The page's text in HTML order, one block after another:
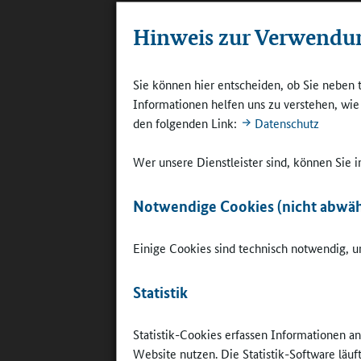
Hinweis zur
Sie können hier entscheiden, ob Sie
Informationen helfen uns zu verstehen,
den folgenden Link:
Datenschutz
Wer unsere Dienstleister sind, können Sie
Notwendige Cookies (nicht
Einige Cookies sind technisch notwendig,
Statistik
Statistik-Cookies erfassen Informationen
Website nutzen. Die Statistik-Software
ist
Online-
und die